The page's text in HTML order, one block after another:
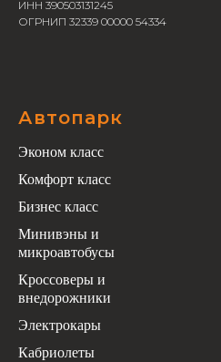
ИНН 390503131245
ОГРНИП 32339 00000 54334
Автопарк
Эконом класс
Комфорт класс
Бизнес класс
Минивэны и
микроавтобусы
Кроссоверы и
внедорожники
Электрокары
Кабриолеты